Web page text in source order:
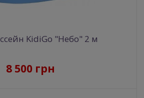
KidiGo "Небо" 2 м
8 500 грн